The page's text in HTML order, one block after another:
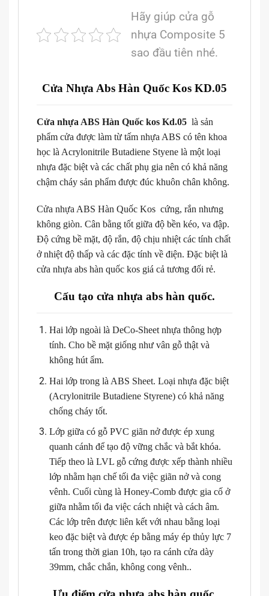
Hãy giúp cửa gỗ
nhựa Composite 5
sao đầu tiên nhé.
Cửa Nhựa Abs Hàn Quốc Kos KD.05
Cửa nhựa ABS Hàn Quốc kos Kd.05 là sản
phẩm cửa được làm từ tấm nhựa ABS có tên khoa
học là Acrylonitrile Butadiene Styene là một loại
nhựa đặc biệt và các chất phụ gia nên có khả năng
chậm cháy sản phẩm được đúc khuôn chân không.
Cửa nhựa ABS Hàn Quốc Kos cứng, rắn nhưng
không giòn. Cân bằng tốt giữa độ bền kéo, va đập.
Độ cứng bề mặt, độ rắn, độ chịu nhiệt các tính chất
ở nhiệt độ thấp và các đặc tính về điện. Đặc biệt là
cửa nhựa abs hàn quốc kos giá cả tương đối rẻ.
Cấu tạo cửa nhựa abs hàn quốc.
Hai lớp ngoài là DeCo-Sheet nhựa thông hợp
tính. Cho bề mặt giống như vân gỗ thật và
không hút ẩm.
Hai lớp trong là ABS Sheet. Loại nhựa đặc biệt
(Acrylonitrile Butadiene Styrene) có khả năng
chống cháy tốt.
Lớp giữa có gỗ PVC giãn nở được ép xung
quanh cánh để tạo độ vững chắc và bắt khóa.
Tiếp theo là LVL gỗ cứng được xếp thành nhiều
lớp nhằm hạn chế tối đa việc giãn nở và cong
vênh. Cuối cùng là Honey-Comb được gia cố ở
giữa nhằm tối đa việc cách nhiệt và cách âm.
Các lớp trên được liên kết với nhau bằng loại
keo đặc biệt và được ép bằng máy ép thủy lực 7
tấn trong thời gian 10h, tạo ra cánh cửa dày
39mm, chắc chắn, không cong vênh..